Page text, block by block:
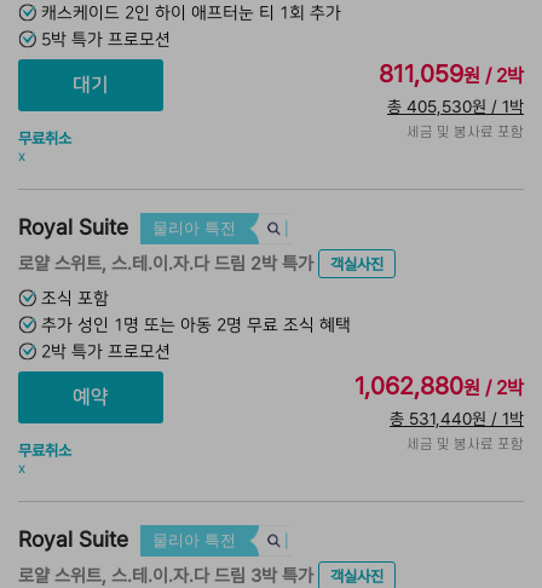
캐스케이드 2인 하이 애프터눈 티 1회 추가
5박 특가 프로모션
무료취소
x
811,059원 / 2박
총 405,530원 / 1박
세금 및 봉사료 포함
Royal Suite 물리아 특전
로얄 스위트, 스.테.이.자.다 드림 2박 특가
객실사진
조식 포함
추가 성인 1명 또는 아동 2명 무료 조식 혜택
2박 특가 프로모션
무료취소
x
1,062,880원 / 2박
총 531,440원 / 1박
세금 및 봉사료 포함
Royal Suite 물리아 특전
로얄 스위트, 스.테.이.자.다 드림 3박 특가
객실사진